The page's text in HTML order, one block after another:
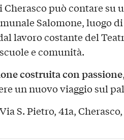
Cherasco può contare su
Salomone, luogo di
lavoro costante del
e comunità.
costruita con passione
un nuovo viaggio sul
Via S. Pietro, 41a,